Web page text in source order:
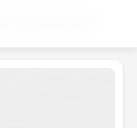
del dolor